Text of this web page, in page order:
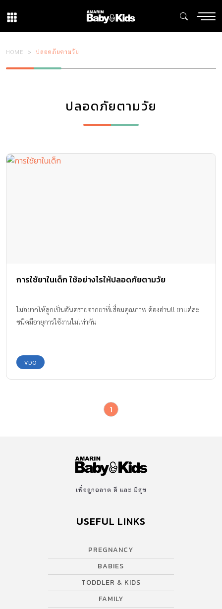
HOME ปลอดภัยตามวัย
ปลอดภัยตามวัย
การใช้ยาในเด็ก ใช้อย่างไรให้ปลอดภัยตามวัย
ไม่อยากให้ลูกเป็นอันตรายจากยาที่เสื่อมคุณภาพ ต้องอ่าน!! ยาแต่ละ
ชนิดมีอายุการใช้งานไม่เท่ากัน
VDO
1
เพื่อลูกฉลาด ดี และ มีสุข
USEFUL LINKS
PREGNANCY
BABIES
TODDLER & KIDS
FAMILY